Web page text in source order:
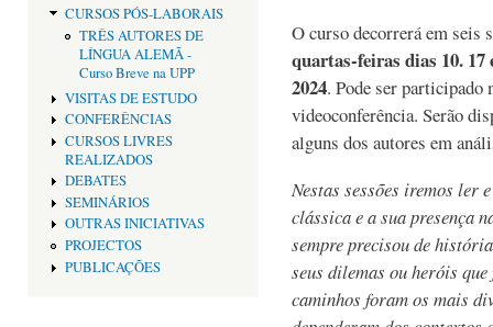
CURSOS PÓS-LABORAIS
TRÊS AUTORES DE
LÍNGUA ALEMÃ -
Curso Breve na UPP
VISITAS DE ESTUDO
CONFERÊNCIAS
CURSOS LIVRES
REALIZADOS
DEBATES
SEMINÁRIOS
OUTRAS INICIATIVAS
PROJECTOS
PUBLICAÇÕES
O curso decorrerá em seis
quartas-feiras dias 10. 17
2024. Pode ser participado
videoconferência. Serão
alguns dos autores em
Nestas sessões iremos ler
clássica e a sua presença
sempre precisou de
seus dilemas ou heróis
caminhos foram os mais